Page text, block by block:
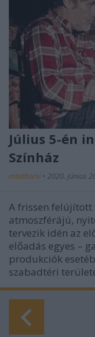
Július 5-én
Színház
mtothorsi • 2020. június
A frissen felújított
atmoszférájú,
tervezik idén az
előadás egyes –
produkciók
szabadtéri